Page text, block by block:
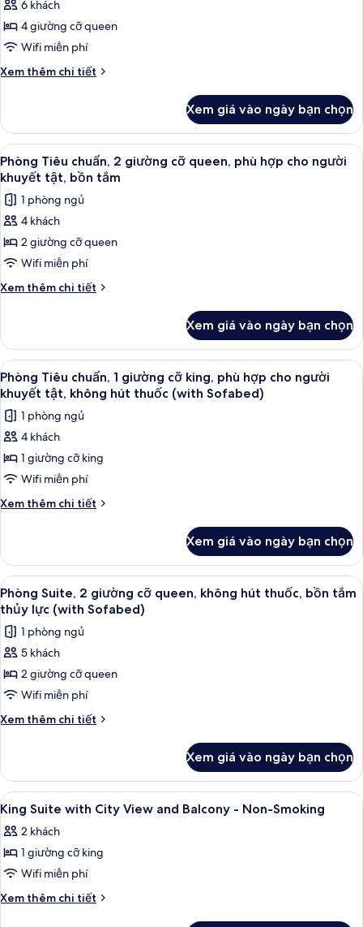
(with
Sofabed)
quang
cảnh
phố
Phòng
Suite,
nhiều
giường,
thuốc
(Living
Room;with
Sofabed)
6 khách
4 giường cỡ queen
Wifi miễn phí
Xem thêm chi tiết
Chi
Phòng
Suite,
nhiều
giường,
không
hút
thuốc
Room;with
Sofabed)
Xem giá vào ngày bạn chọn
Xem
tất
cả
ảnh
Phòng
Tiêu
chuẩn,
2
queen,
phù
hợp
cho
người
khuyết
tật,
bồn
tắm
Bộ đồ giường cao cấp, két bảo mật
6
Phòng Tiêu chuẩn, 2 giường cỡ queen, phù hợp cho người
khuyết tật, bồn tắm
1 phòng ngủ
4 khách
2 giường cỡ queen
Wifi miễn phí
Xem thêm chi tiết
Chi
Phòng
Tiêu
chuẩn,
2
giường
cỡ
queen,
hợp
cho
khuyết
Xem giá vào ngày bạn chọn
Xem
tất
cả
ảnh
Phòng
Tiêu
chuẩn,
1
king,
phù
hợp
cho
người
khuyết
tật,
không
hút
thuốc
Phòng Tiêu chuẩn, 1 giường cỡ
4
Phòng Tiêu chuẩn, 1 giường cỡ king, phù hợp cho người
khuyết tật, không hút thuốc (with Sofabed)
1 phòng ngủ
4 khách
1 giường cỡ king
Wifi miễn phí
Xem thêm chi tiết
Chi
Phòng
Tiêu
chuẩn,
1
giường
cỡ
king,
hợp
cho
khuyết
thuốc
(with
Sofabed)
Xem giá vào ngày bạn chọn
Xem
tất
cả
ảnh
Phòng
Suite,
2
giường
không
hút
thuốc,
bồn
tắm
thủy
lực
(with
Phòng Suite, 2 giường cỡ queen,
5
Phòng Suite, 2 giường cỡ queen, không hút thuốc, bồn tắm
thủy lực (with Sofabed)
1 phòng ngủ
5 khách
2 giường cỡ queen
Wifi miễn phí
Xem thêm chi tiết
Chi
Phòng
Suite,
2
giường
cỡ
queen,
hút
thuốc,
bồn
Xem giá vào ngày bạn chọn
Xem
tất
cả
ảnh
King
Suite
Bộ đồ giường cao cấp, két bảo mật
4
King Suite with City View and Balcony - Non-Smoking
2 khách
1 giường cỡ king
Wifi miễn phí
Xem thêm chi tiết
Chi